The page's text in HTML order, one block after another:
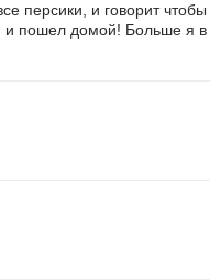
персики, и говорит
и пошел домой! Больше я